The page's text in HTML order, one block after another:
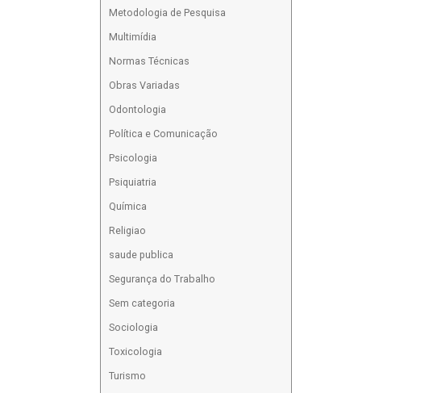
Metodologia de Pesquisa
Multimídia
Normas Técnicas
Obras Variadas
Odontologia
Política e Comunicação
Psicologia
Psiquiatria
Química
Religiao
saude publica
Segurança do Trabalho
Sem categoria
Sociologia
Toxicologia
Turismo